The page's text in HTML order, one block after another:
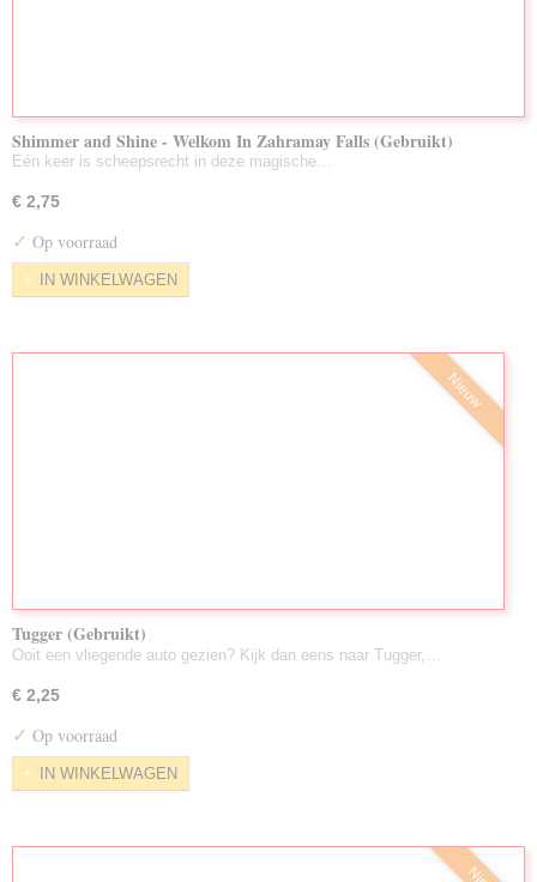
Shimmer and Shine - Welkom In Zahramay Falls (Gebruikt)
Eén keer is scheepsrecht in deze magische…
€ 2,75
✓ Op voorraad
IN WINKELWAGEN
Nieuw
Tugger (Gebruikt)
Ooit een vliegende auto gezien? Kijk dan eens naar Tugger,…
€ 2,25
✓ Op voorraad
IN WINKELWAGEN